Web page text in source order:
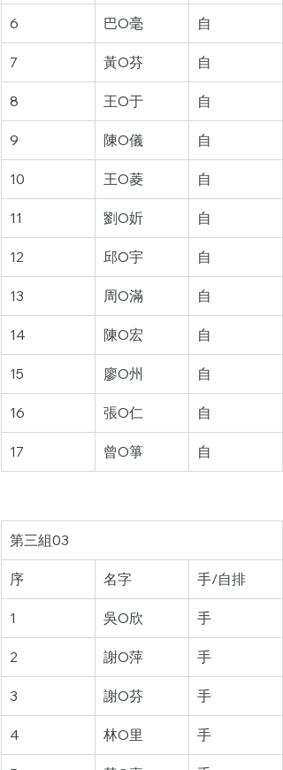
6 巴O毫 自
7 黃O芬 自
8 王O于 自
9 陳O儀 自
10 王O菱 自
11 劉O妡 自
12 邱O宇 自
13 周O滿 自
14 陳O宏 自
15 廖O州 自
16 張O仁 自
17 曾O箏 自
第三組03
序 名字 手/自排
1 吳O欣 手
2 謝O萍 手
3 謝O芬 手
4 林O里 手